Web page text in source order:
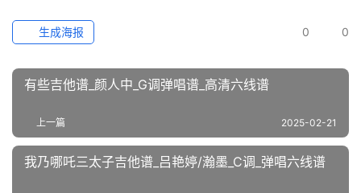
0 0
生成海报
有些吉他谱_颜人中_G调弹唱谱_高清六线谱
上一篇 2025-02-21
我乃哪吒三太子吉他谱_吕艳婷/瀚墨_C调_弹唱六线谱